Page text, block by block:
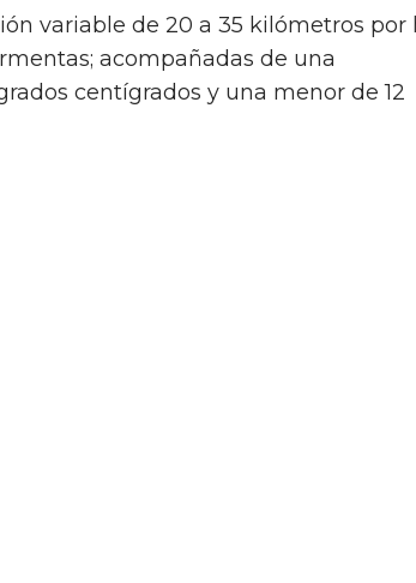
variable de 20 a 35 kilómetros por
acompañadas de una
centígrados y una menor de 12